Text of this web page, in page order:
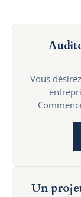
Vous
Un